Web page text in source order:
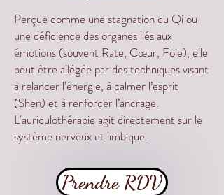
Perçue comme une stagnation du Qi ou
une déficience des organes liés aux
émotions (souvent Rate, Cœur, Foie), elle
peut être allégée par des techniques visant
à relancer l’énergie, à calmer l’esprit
(Shen) et à renforcer l’ancrage.
L'auriculothérapie agit directement sur le
système nerveux et limbique.
Prendre RDV